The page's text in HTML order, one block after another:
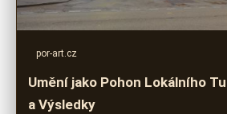
por-art.cz
Umění jako Pohon Lokálního
a Výsledky